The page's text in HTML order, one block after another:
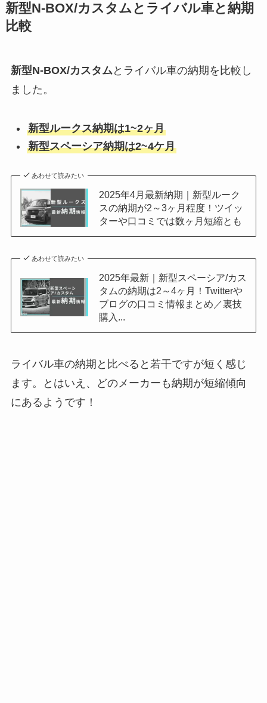
新型N-BOX/カスタムとライバル車と納期
比較
新型N-BOX/カスタム とライバル車の納期を比較し
ました。
新型ルークス納期は1~2ヶ月
新型スペーシア納期は2~4ケ月
あわせて読みたい
2025年4月最新納期｜新型ルーク
スの納期が2～3ヶ月程度！ツイッ
ターや口コミでは数ヶ月短縮とも
あわせて読みたい
2025年最新｜新型スペーシア/カス
タムの納期は2～4ヶ月！Twitterや
ブログの口コミ情報まとめ／裏技
購入...
ライバル車の納期と比べると若干ですが短く感じ
ます。とはいえ、どのメーカーも納期が短縮傾向
にあるようです！